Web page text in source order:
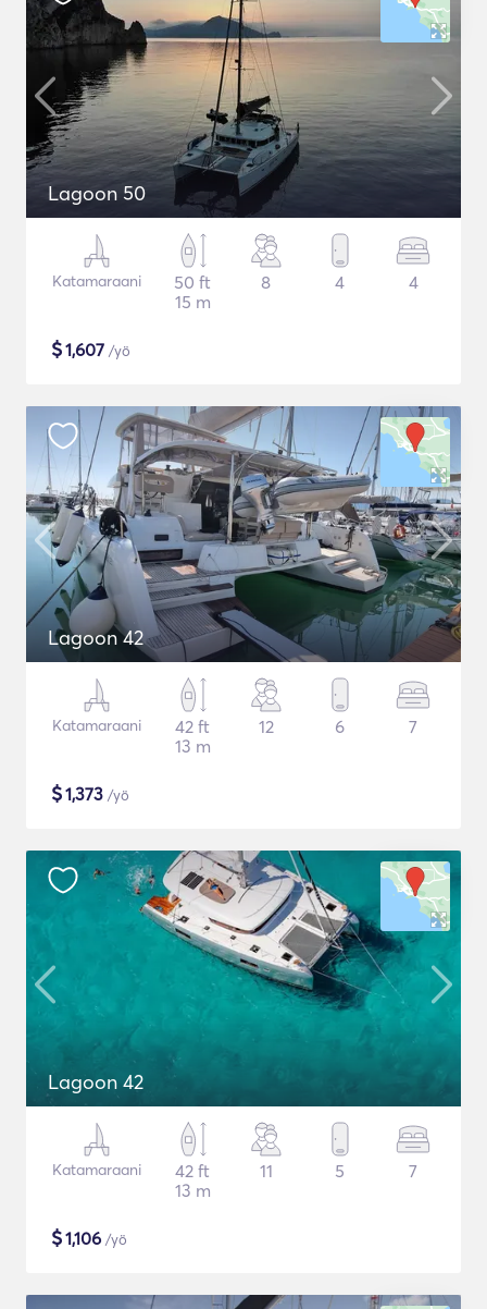
Lagoon 50
Katamaraani
50 ft
15 m
8 4 4
$1,607 /yö
Lagoon 42
Katamaraani
42 ft
13 m
12 6 7
$1,373 /yö
Lagoon 42
Katamaraani
42 ft
13 m
11 5 7
$1,106 /yö